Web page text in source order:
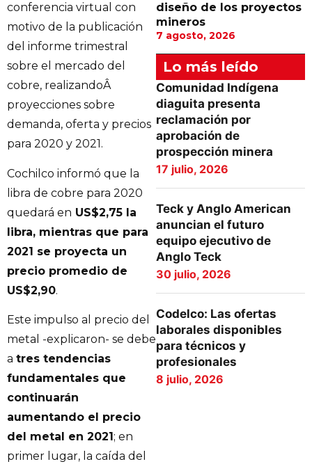
conferencia virtual con
motivo de la publicación
del informe trimestral
sobre el mercado del
cobre, realizandoÂ
proyecciones sobre
demanda, oferta y precios
para 2020 y 2021.
Cochilco informó que la
libra de cobre para 2020
quedará en US$2,75 la
libra, mientras que para
2021 se proyecta un
precio promedio de
US$2,90.
Este impulso al precio del
metal -explicaron- se debe
a tres tendencias
fundamentales que
continuarán
aumentando el precio
del metal en 2021; en
primer lugar, la caída del
diseño de los proyectos
mineros
7 agosto, 2026
Lo más leído
Comunidad Indígena
diaguita presenta
reclamación por
aprobación de
prospección minera
17 julio, 2026
Teck y Anglo American
anuncian el futuro
equipo ejecutivo de
Anglo Teck
30 julio, 2026
Codelco: Las ofertas
laborales disponibles
para técnicos y
profesionales
8 julio, 2026